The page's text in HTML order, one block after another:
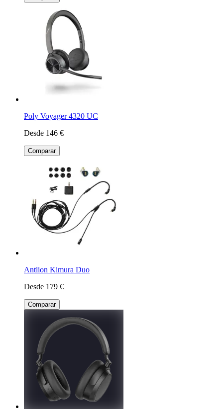
Poly Voyager 4320 UC
Desde 146 €
Comparar
Antlion Kimura Duo
Desde 179 €
Comparar